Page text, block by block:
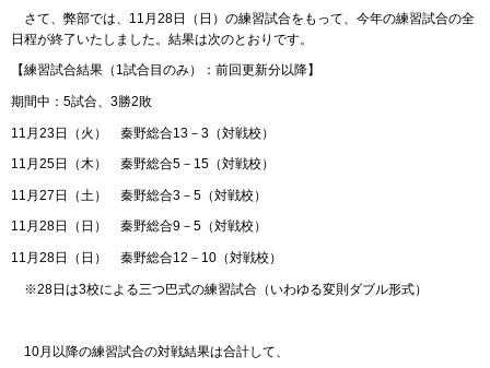
さて、弊部では、11月28日（日）の練習試合をもって、今年の練習試合の全
日程が終了いたしました。結果は次のとおりです。
【練習試合結果（1試合目のみ）：前回更新分以降】
期間中：5試合、3勝2敗
11月23日（火） 秦野総合13－3（対戦校）
11月25日（木） 秦野総合5－15（対戦校）
11月27日（土） 秦野総合3－5（対戦校）
11月28日（日） 秦野総合9－5（対戦校）
11月28日（日） 秦野総合12－10（対戦校）
※28日は3校による三つ巴式の練習試合（いわゆる変則ダブル形式）
10月以降の練習試合の対戦結果は合計して、